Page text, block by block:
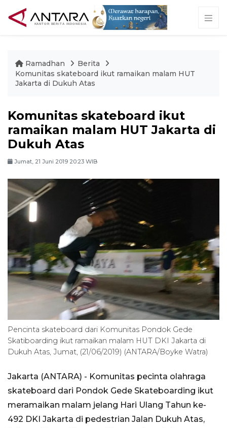
Ramadhan
Berita
Komunitas skateboard ikut ramaikan malam HUT
Jakarta di Dukuh Atas
Komunitas skateboard ikut
ramaikan malam HUT Jakarta di
Dukuh Atas
Jumat, 21 Juni 2019 20:23 WIB
Pencinta skateboard dari Komunitas Pondok Gede
Skatiboarding ikut ramaikan malam HUT DKI Jakarta di
Dukuh Atas, Jumat, (21/06/2019) (ANTARA/Boyke Watra)
Jakarta (ANTARA) - Komunitas pecinta olahraga
skateboard dari Pondok Gede Skateboarding ikut
meramaikan malam jelang Hari Ulang Tahun ke-
492 DKI Jakarta di pedestrian Jalan Dukuh Atas,